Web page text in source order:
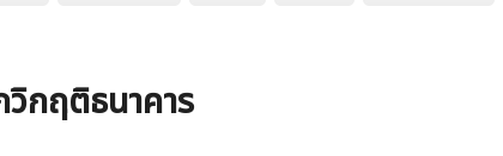
กฤติธนาคาร